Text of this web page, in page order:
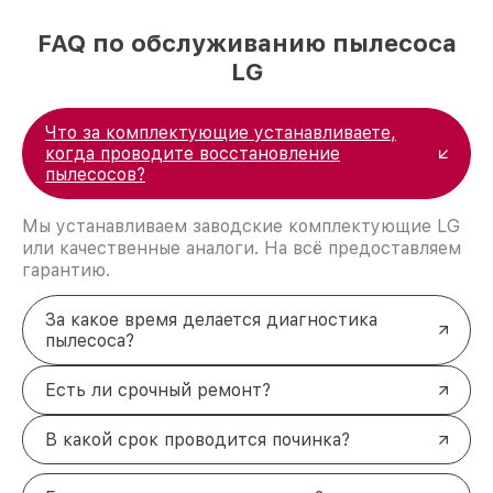
FAQ по обслуживанию пылесоса
LG
Что за комплектующие устанавливаете,
когда проводите восстановление
пылесосов?
Мы устанавливаем заводские комплектующие LG
или качественные аналоги. На всё предоставляем
гарантию.
За какое время делается диагностика
пылесоса?
Есть ли срочный ремонт?
В какой срок проводится починка?